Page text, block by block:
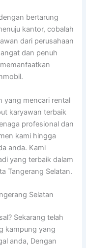
bertarung
kantor, cobalah
dari perusahaan
dan penuh
yang mencari rental
karyawan terbaik
profesional dan
kami hingga
anda. Kami
yang terbaik dalam
Tangerang Selatan.
Selatan
Sekarang telah
kampung yang
anda, Dengan